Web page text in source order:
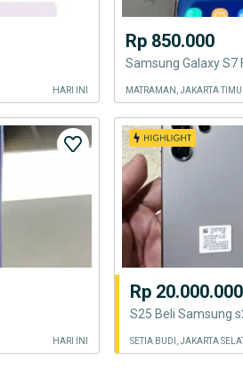
HARI INI
Rp 850.000
Samsung Galaxy S7
MATRAMAN, JAKARTA
HARI INI
Rp 20.000.000
SETIA BUDI, JAKARTA